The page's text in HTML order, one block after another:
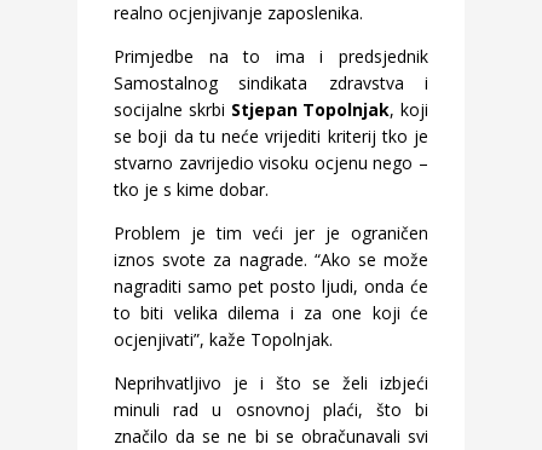
realno ocjenjivanje zaposlenika.
Primjedbe na to ima i predsjednik
Samostalnog sindikata zdravstva i
socijalne skrbi Stjepan Topolnjak, koji
se boji da tu neće vrijediti kriterij tko je
stvarno zavrijedio visoku ocjenu nego –
tko je s kime dobar.
Problem je tim veći jer je ograničen
iznos svote za nagrade. “Ako se može
nagraditi samo pet posto ljudi, onda će
to biti velika dilema i za one koji će
ocjenjivati”, kaže Topolnjak.
Neprihvatljivo je i što se želi izbjeći
minuli rad u osnovnoj plaći, što bi
značilo da se ne bi se obračunavali svi